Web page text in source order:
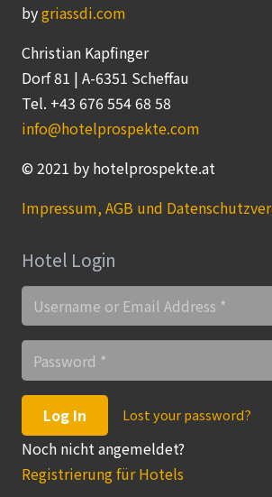
bygriassdi.com
Christian Kapfinger
Dorf 81 | A-6351 Scheffau
Tel. +43 676 554 68 58
info@hotelprospekte.com
© 2021 by hotelprospekte.at
Impressum, AGB und
Hotel Login
Log In Lost your password?
Noch nicht angemeldet?
Registrierung für Hotels